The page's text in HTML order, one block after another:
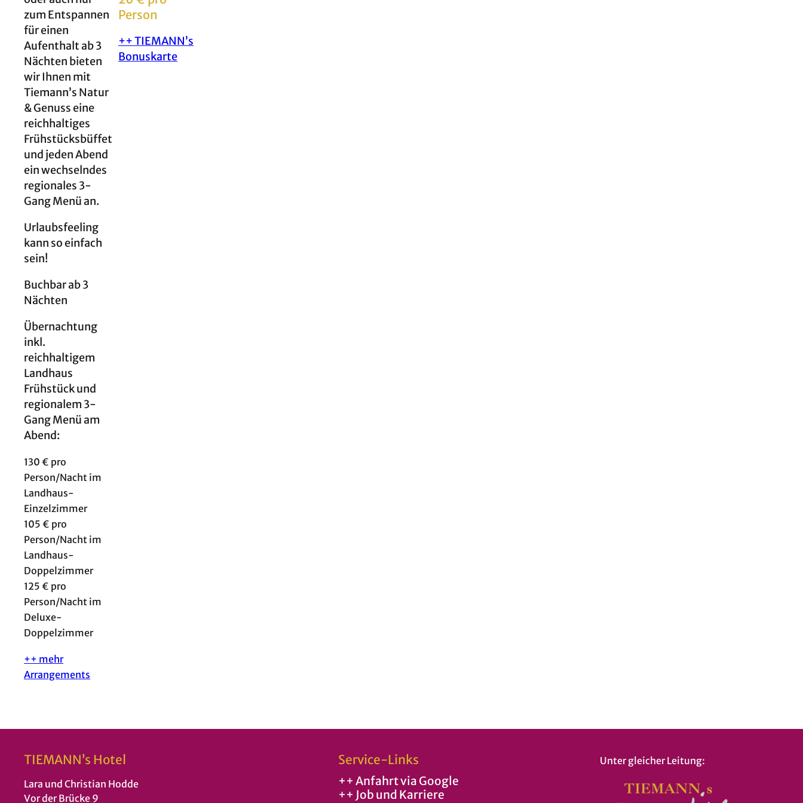
zum Entspannen
für einen
Aufenthalt ab 3
Nächten bieten
wir Ihnen mit
Tiemann’s Natur
& Genuss eine
reichhaltiges
Frühstücksbüffet
und jeden Abend
ein wechselndes
regionales 3-
Gang Menü an.
Urlaubsfeeling
kann so einfach
sein!
Buchbar ab 3
Nächten
Übernachtung
inkl.
reichhaltigem
Landhaus
Frühstück und
regionalem 3-
Gang Menü am
Abend:
130 € pro
Person/Nacht im
Landhaus-
Einzelzimmer
105 € pro
Person/Nacht im
Landhaus-
Doppelzimmer
125 € pro
Person/Nacht im
Deluxe-
Doppelzimmer
++ mehr
Arrangements
Person
++ TIEMANN’s
Bonuskarte
TIEMANN’s Hotel
Lara und Christian Hodde
Vor der Brücke 9
Service-Links
++ Anfahrt via Google
++ Job und Karriere
Unter gleicher Leitung: